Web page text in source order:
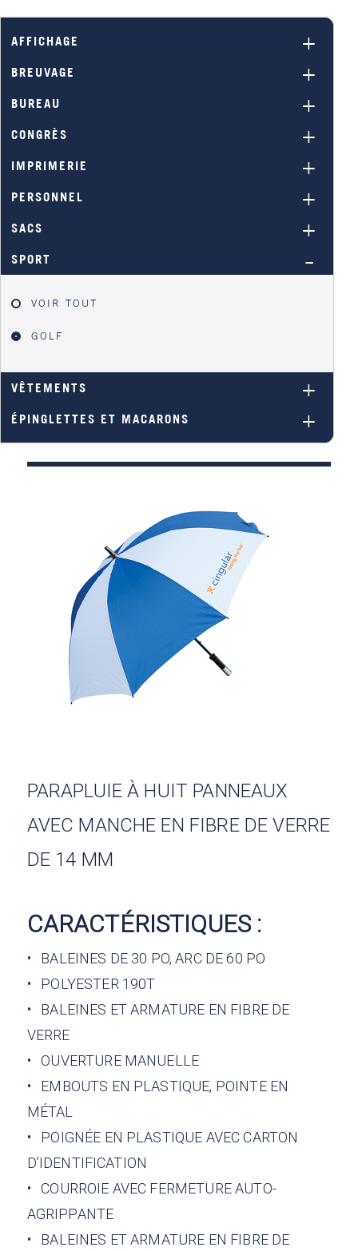
AFFICHAGE
BREUVAGE
BUREAU
CONGRÈS
IMPRIMERIE
PERSONNEL
SACS
SPORT
VOIR TOUT
GOLF
VÊTEMENTS
ÉPINGLETTES ET MACARONS
PARAPLUIE À HUIT PANNEAUX
AVEC MANCHE EN FIBRE DE VERRE
DE 14 MM
CARACTÉRISTIQUES :
•
BALEINES DE 30 PO, ARC DE 60 PO
•
POLYESTER 190T
•
BALEINES ET ARMATURE EN FIBRE DE
VERRE
•
OUVERTURE MANUELLE
•
EMBOUTS EN PLASTIQUE, POINTE EN
MÉTAL
•
POIGNÉE EN PLASTIQUE AVEC CARTON
D’IDENTIFICATION
•
COURROIE AVEC FERMETURE AUTO-
AGRIPPANTE
•
BALEINES ET ARMATURE EN FIBRE DE